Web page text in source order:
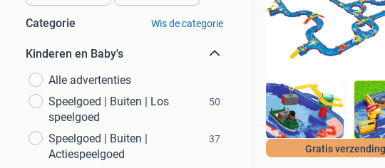
Categorie Wis de categorie
Kinderen en Baby's
Alle advertenties
Speelgoed | Buiten | Los
speelgoed
50
Speelgoed | Buiten |
Actiespeelgoed
37
Gratis verzending